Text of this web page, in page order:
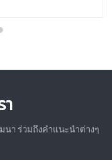
นา ร่วมถึงคำแนะนำต่างๆ